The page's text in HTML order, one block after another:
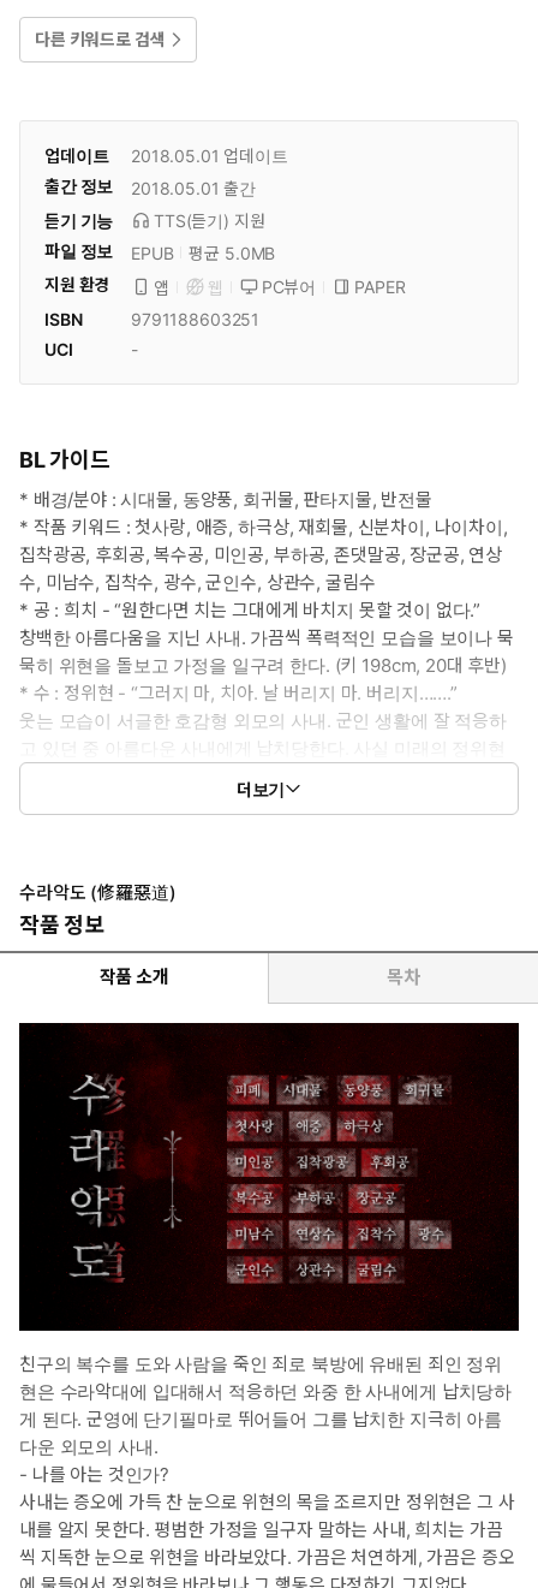
다른 키워드로 검색
업데이트 2018.05.01 업데이트
출간 정보
2018.05.01 출간
듣기 기능
TTS(듣기) 지원
파일 정보
EPUB
평균 5.0MB
지원 환경
앱 웹 PC뷰어
PAPER
ISBN
9791188603251
UCI
-
BL 가이드
* 배경/분야 : 시대물, 동양풍, 회귀물, 판타지물, 반전물
* 작품 키워드 : 첫사랑, 애증, 하극상, 재회물, 신분차이, 나이차이,
집착광공, 후회공, 복수공, 미인공, 부하공, 존댓말공, 장군공, 연상
수, 미남수, 집착수, 광수, 군인수, 상관수, 굴림수
* 공 : 희치 - “원한다면 치는 그대에게 바치지 못할 것이 없다.”
창백한 아름다움을 지닌 사내. 가끔씩 폭력적인 모습을 보이나 묵
묵히 위현을 돌보고 가정을 일구려 한다. (키 198cm, 20대 후반)
* 수 : 정위현 - “그러지 마, 치아. 날 버리지 마. 버리지…….”
웃는 모습이 서글한 호감형 외모의 사내. 군인 생활에 잘 적응하
고 있던 중 아름다운 사내에게 납치당한다. 사실 미래의 정위현
은 그 자신조차 상상할 수 없을 만큼 지금과 달라져 있었다. (키
184cm, 20대 후반 / 회귀 전 30대 초반)
쓸쓸한 목소리가 내 귀를 울렸다.
“위현, 떠나지 마.”
이유도 모르게 가슴이 찌르르 울렸다. 그는 공허한 눈으로 나를 보고
있었다. 나는 숨조차 쉴 수 없어 그저 그를 바라보다가 더듬거리는
“떠나지, 떠나지 않을 거야.”
희치는 힘없이 웃곤 내 이마에 입을 맞추었다.
더보기
수라악도 (修羅惡道)
작품 정보
작품 소개 목차
친구의 복수를 도와 사람을 죽인 죄로 북방에 유배된 죄인 정위
현은 수라악대에 입대해서 적응하던 와중 한 사내에게 납치당하
게 된다. 군영에 단기필마로 뛰어들어 그를 납치한 지극히 아름
다운 외모의 사내.
- 나를 아는 것인가?
사내는 증오에 가득 찬 눈으로 위현의 목을 조르지만 정위현은 그 사
내를 알지 못한다. 평범한 가정을 일구자 말하는 사내, 희치는 가끔
씩 지독한 눈으로 위현을 바라보았다. 가끔은 처연하게, 가끔은 증오